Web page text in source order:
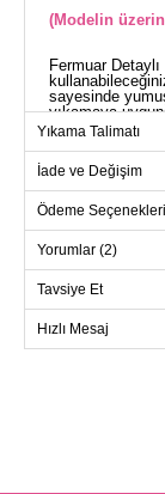
(Modelin
Fermuar
sayesinde
yıkamaya
kapatma
çıkarılabilir.
bir arada sunar.
Beden
40
42
Yıkama Talimatı
İade ve Değişim
Ödeme Seçenekleri
Yorumlar (2)
Tavsiye Et
Hızlı Mesaj